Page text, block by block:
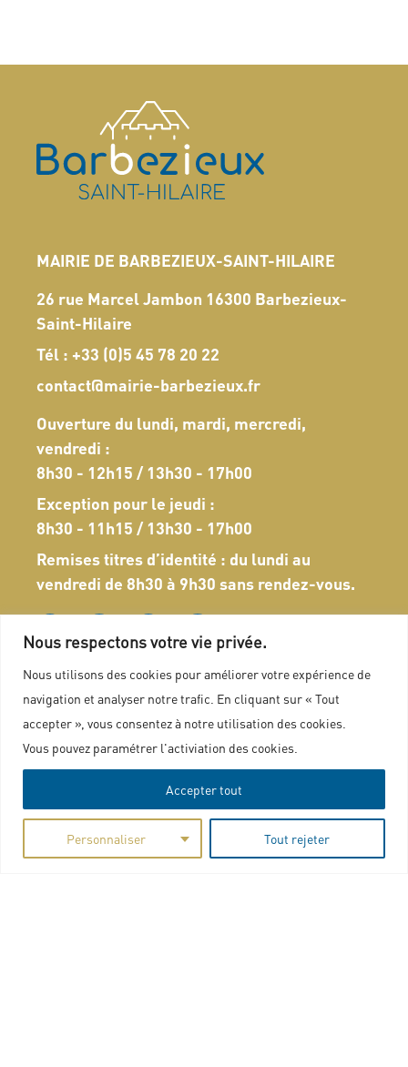
Nous respectons votre vie privée.
Nous utilisons des cookies pour améliorer votre expérience de
navigation et analyser notre trafic. En cliquant sur « Tout
accepter », vous consentez à notre utilisation des cookies.
Vous pouvez paramétrer l'activiation des cookies.
Personnaliser Tout rejeter
Accepter tout
MAIRIE DE BARBEZIEUX-SAINT-HILAIRE
26 rue Marcel Jambon 16300 Barbezieux-
Saint-Hilaire
Tél : +33 (0)5 45 78 20 22
contact@mairie-barbezieux.fr
Ouverture du lundi, mardi, mercredi,
vendredi :
8h30 - 12h15 / 13h30 - 17h00
Exception pour le jeudi :
8h30 - 11h15 / 13h30 - 17h00
Remises titres d’identité : du lundi au
vendredi de 8h30 à 9h30 sans rendez-vous.
Nous contacter
Plan du site
Marchés publics